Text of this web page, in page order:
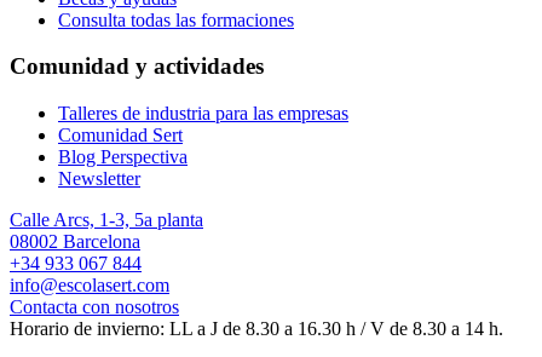
Consulta todas las formaciones
Comunidad y actividades
Talleres de industria para las empresas
Comunidad Sert
Blog Perspectiva
Newsletter
Calle Arcs, 1-3, 5a planta
08002 Barcelona
+34 933 067 844
info@escolasert.com
Contacta con nosotros
Horario de invierno: LL a J de 8.30 a 16.30 h / V de 8.30 a 14 h.